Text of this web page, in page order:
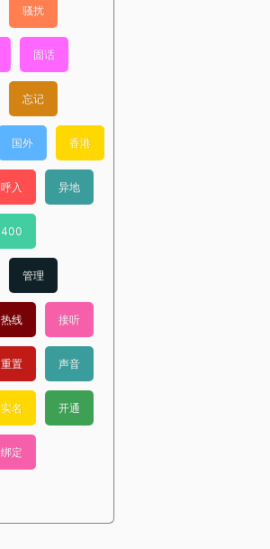
骚扰
固话
忘记
国外 香港
呼入 异地
400
管理
热线 接听
重置 声音
实名 开通
绑定